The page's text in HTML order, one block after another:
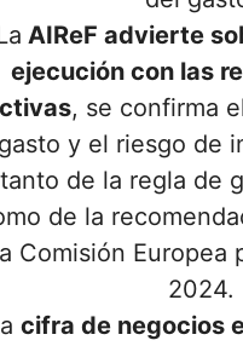
AIReF advierte
ejecución con las
, se confirma
gasto y el riesgo de
tanto de la regla de
de la
Comisión Europea
2024.
cifra de negocios